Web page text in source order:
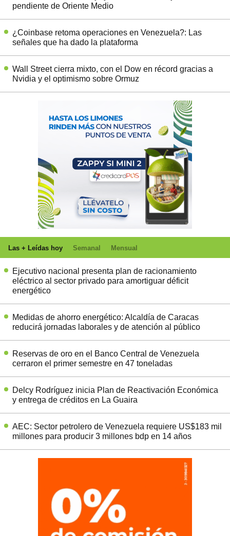
pendiente de Oriente Medio
¿Coinbase retoma operaciones en Venezuela?: Las
señales que ha dado la plataforma
Wall Street cierra mixto, con el Dow en récord gracias a
Nvidia y el optimismo sobre Ormuz
Las + Leídas hoy Semanal Mensual
Ejecutivo nacional presenta plan de racionamiento
eléctrico al sector privado para amortiguar déficit
energético
Medidas de ahorro energético: Alcaldía de Caracas
reducirá jornadas laborales y de atención al público
Reservas de oro en el Banco Central de Venezuela
cerraron el primer semestre en 47 toneladas
Delcy Rodríguez inicia Plan de Reactivación Económica
y entrega de créditos en La Guaira
AEC: Sector petrolero de Venezuela requiere US$183 mil
millones para producir 3 millones bdp en 14 años